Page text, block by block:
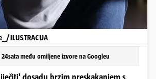
ILUSTRACIJA
među omiljene izvore na Googleu
dosadu brzim preskakanjem s